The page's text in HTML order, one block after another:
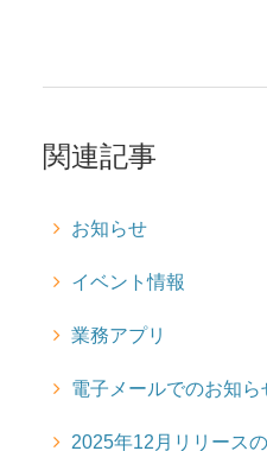
関連記事
お知らせ
イベント情報
業務アプリ
電子メールでのお知ら
2025年12月リリース